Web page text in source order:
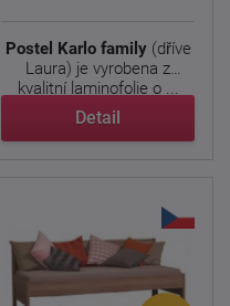
Postel Karlo family (dříve
Laura) je vyrobena z
kvalitní laminofolie o ...
Detail